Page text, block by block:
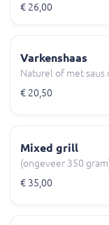
€ 26,00
Varkenshaas
Naturel of met saus
€ 20,50
Mixed grill
(ongeveer 350
€ 35,00